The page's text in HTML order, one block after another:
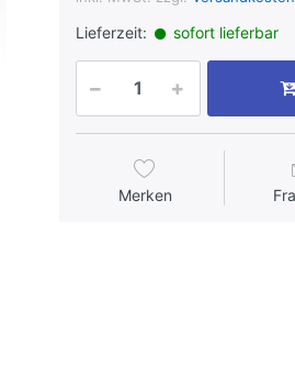
Lieferzeit: sofort lieferbar
Merken